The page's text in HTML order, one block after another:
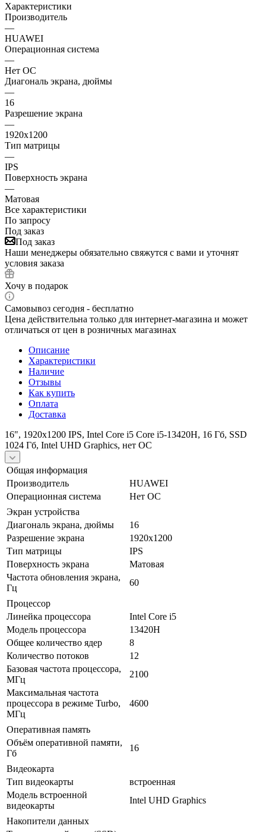
Характеристики
Производитель
—
HUAWEI
Операционная система
—
Нет ОС
Диагональ экрана, дюймы
—
16
Разрешение экрана
—
1920х1200
Тип матрицы
—
IPS
Поверхность экрана
—
Матовая
Все характеристики
По запросу
Под заказ
Под заказ
Наши менеджеры обязательно свяжутся с вами и уточнят
условия заказа
Хочу в подарок
Самовывоз сегодня - бесплатно
Цена действительна только для интернет-магазина и может
отличаться от цен в розничных магазинах
Описание
Характеристики
Наличие
Отзывы
Как купить
Оплата
Доставка
16", 1920x1200 IPS, Intel Core i5 Core i5-13420H, 16 Гб, SSD
1024 Гб, Intel UHD Graphics, нет ОС
Общая информация
Производитель
HUAWEI
Операционная система
Нет ОС
Экран устройства
Диагональ экрана, дюймы
16
Разрешение экрана
1920х1200
Тип матрицы
IPS
Поверхность экрана
Матовая
Частота обновления экрана,
Гц
60
Процессор
Линейка процессора
Intel Core i5
Модель процессора
13420H
Общее количество ядер
8
Количество потоков
12
Базовая частота процессора,
МГц
2100
Максимальная частота
процессора в режиме Turbo,
МГц
4600
Оперативная память
Объём оперативной памяти,
Гб
16
Видеокарта
Тип видеокарты
встроенная
Модель встроенной
видеокарты
Intel UHD Graphics
Накопители данных